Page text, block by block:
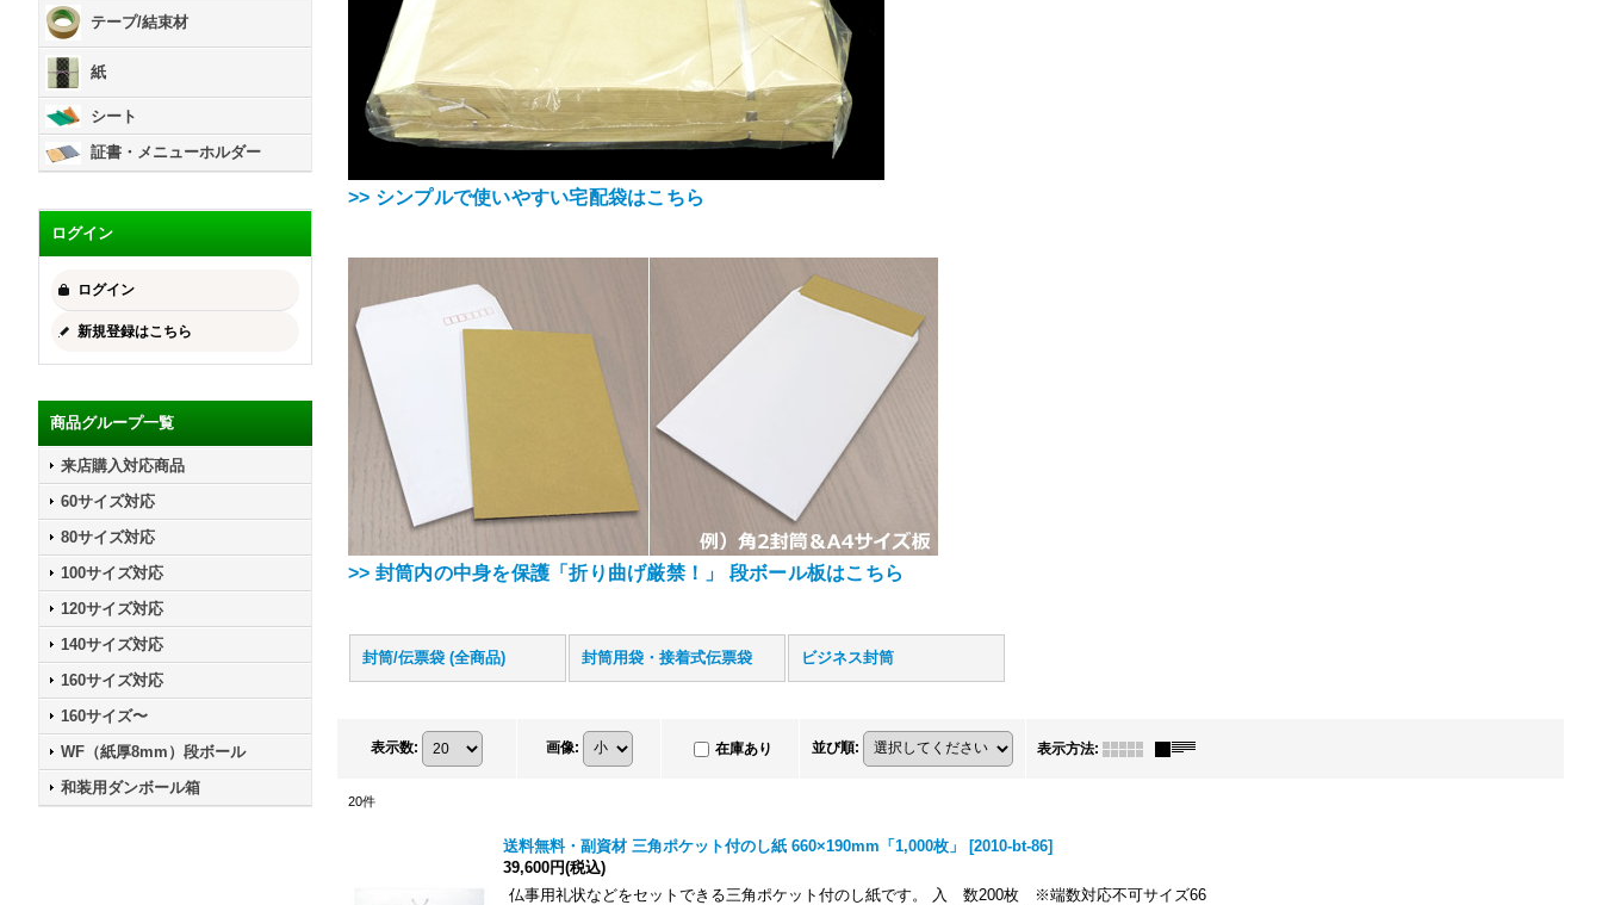
テープ/結束材
紙
シート
証書・メニューホルダー
ログイン
ログイン
新規登録はこちら
商品グループ一覧
来店購入対応商品
60サイズ対応
80サイズ対応
100サイズ対応
120サイズ対応
140サイズ対応
160サイズ対応
160サイズ〜
WF（紙厚8mm）段ボール
和装用ダンボール箱
>> シンプルで使いやすい宅配袋はこちら
>> 封筒内の中身を保護「折り曲げ厳禁！」 段ボール板はこちら
封筒/伝票袋 (全商品) 封筒用袋・接着式伝票袋 ビジネス封筒
表示数: 画像: 在庫あり 並び順: 表示方法:
20件
送料無料・副資材 三角ポケット付のし紙 660×190mm「1,000枚」 [2010-bt-86]
39,600円(税込)
仏事用礼状などをセットできる三角ポケット付のし紙です。 入 数200枚 ※端数対応不可サイズ66